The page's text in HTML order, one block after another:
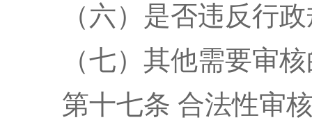
（六）是否违反行政
（七）其他需要审
第十七条 合法性审